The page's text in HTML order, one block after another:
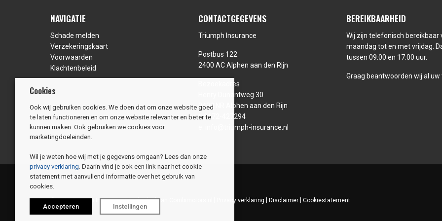
NAVIGATIE
Schade melden
Verzekeringskaart
Voorwaarden
Klachtenbeleid
CONTACTGEGEVENS
Triumph Insurance
Postbus 122
2400 AC Alphen aan den Rijn
Bezoekadres
Henry Dunantweg 30
2402 NR Alphen aan den Rijn
t:0172-427294
info@triumph-insurance.nl
BEREIKBAARHEID
Wij zijn telefonisch bereikbaar
maandag tot en met vrijdag.
tussen 09:00 en 17:00 uur.
Graag beantwoorden wij al uw
© 2025 Triumph Insurance | Onderdeel van Privacy verklaring Disclaimer Cookiestatement
Cookies
Ook wij gebruiken cookies. We doen dat om onze website goed
te laten functioneren en om onze website relevanter en beter te
kunnen maken. Ook gebruiken we cookies voor
marketingdoeleinden.
Wil je weten hoe wij met je gegevens omgaan? Lees dan onze
privacy verklaring. Daarin vind je ook een link naar het cookie
statement met aanvullend informatie over het gebruik van
cookies.
Accepteren Instellingen